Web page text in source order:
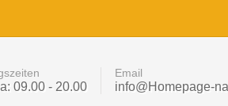
09.00 - 20.00
Email
info@Homepage-